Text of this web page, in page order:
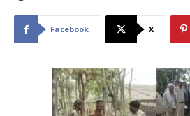
Facebook X